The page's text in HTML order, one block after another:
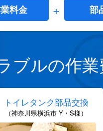
料金 + 部
ブルの作
トイレタンク部品交換
（神奈川県横浜市 Y・S様）